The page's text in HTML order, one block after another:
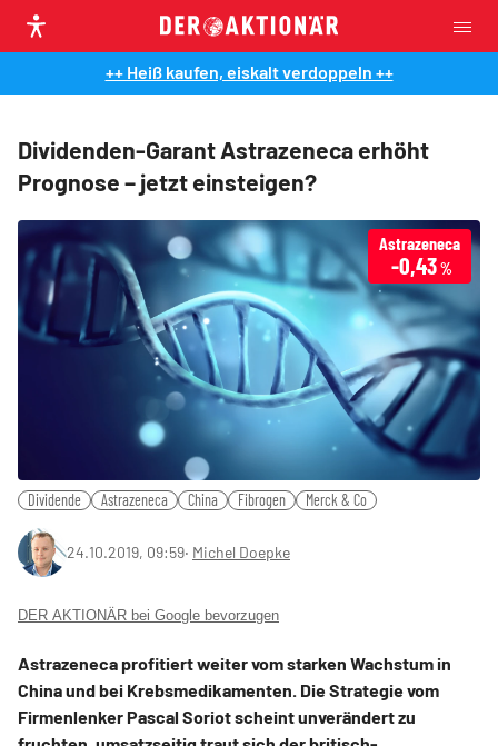
++ Heiß kaufen, eiskalt verdoppeln ++
Dividenden-Garant Astrazeneca erhöht
Prognose – jetzt einsteigen?
Astrazeneca
-0,43%
Dividende Astrazeneca China Fibrogen Merck & Co
24.10.2019, 09:59‧ Michel Doepke
DER AKTIONÄR bei Google bevorzugen
Astrazeneca profitiert weiter vom starken Wachstum in
China und bei Krebsmedikamenten. Die Strategie vom
Firmenlenker Pascal Soriot scheint unverändert zu